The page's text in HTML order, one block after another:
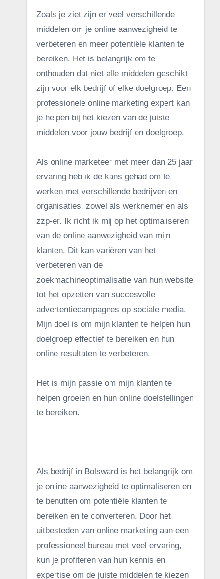
Zoals je ziet zijn er veel verschillende
middelen om je online aanwezigheid te
verbeteren en meer potentiële klanten te
bereiken. Het is belangrijk om te
onthouden dat niet alle middelen geschikt
zijn voor elk bedrijf of elke doelgroep. Een
professionele online marketing expert kan
je helpen bij het kiezen van de juiste
middelen voor jouw bedrijf en doelgroep.
Als online marketeer met meer dan 25 jaar
ervaring heb ik de kans gehad om te
werken met verschillende bedrijven en
organisaties, zowel als werknemer en als
zzp-er. Ik richt ik mij op het optimaliseren
van de online aanwezigheid van mijn
klanten. Dit kan variëren van het
verbeteren van de
zoekmachineoptimalisatie van hun website
tot het opzetten van succesvolle
advertentiecampagnes op sociale media.
Mijn doel is om mijn klanten te helpen hun
doelgroep effectief te bereiken en hun
online resultaten te verbeteren.
Het is mijn passie om mijn klanten te
helpen groeien en hun online doelstellingen
te bereiken.
Als bedrijf in Bolsward is het belangrijk om
je online aanwezigheid te optimaliseren en
te benutten om potentiële klanten te
bereiken en te converteren. Door het
uitbesteden van online marketing aan een
professioneel bureau met veel ervaring,
kun je profiteren van hun kennis en
expertise om de juiste middelen te kiezen